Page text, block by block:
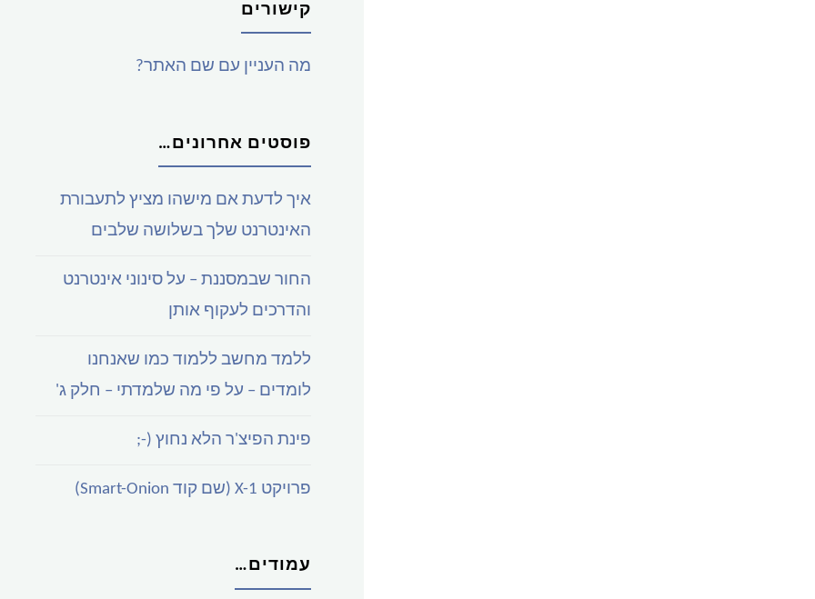
קישורים
מה העניין עם שם האתר?
פוסטים אחרונים…
איך לדעת אם מישהו מציץ לתעבורת
האינטרנט שלך בשלושה שלבים
החור שבמסננת – על סינוני אינטרנט
והדרכים לעקוף אותן
ללמד מחשב ללמוד כמו שאנחנו
לומדים – על פי מה שלמדתי – חלק ג'
פינת הפיצ'ר הלא נחוץ (-;
פרויקט X-1 (שם קוד Smart-Onion)
עמודים…